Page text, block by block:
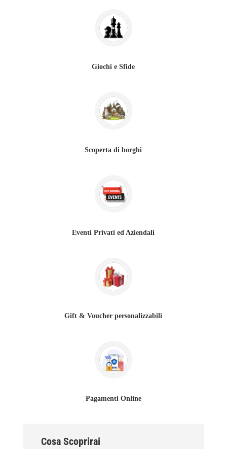
Giochi e Sfide
Scoperta di borghi
Eventi Privati ed Aziendali
Gift & Voucher personalizzabili
Pagamenti Online
Cosa Scoprirai